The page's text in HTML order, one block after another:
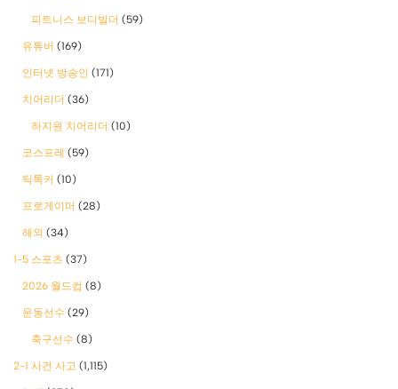
피트니스 보디빌더 (59)
유튜버 (169)
인터넷 방송인 (171)
치어리더 (36)
하지원 치어리더 (10)
코스프레 (59)
틱톡커 (10)
프로게이머 (28)
해외 (34)
1-5 스포츠 (37)
2026 월드컵 (8)
운동선수 (29)
축구선수 (8)
2-1 사건 사고 (1,115)